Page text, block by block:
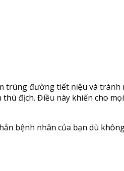
trùng đường tiết niệu và tránh
địch. Điều này khiến cho
bệnh nhân của bạn dù